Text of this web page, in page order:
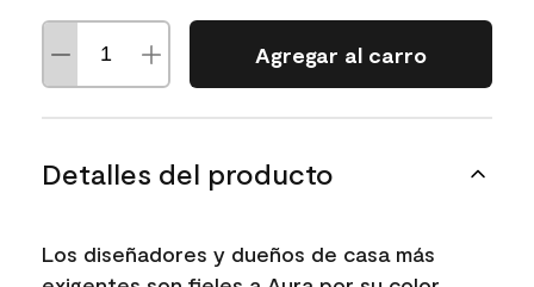
Agregar al carro
Detalles del producto
Los diseñadores y dueños de casa más